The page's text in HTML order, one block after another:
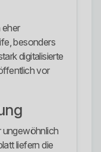
eher
besonders
digitalisierte
vor
ungewöhnlich
liefern die